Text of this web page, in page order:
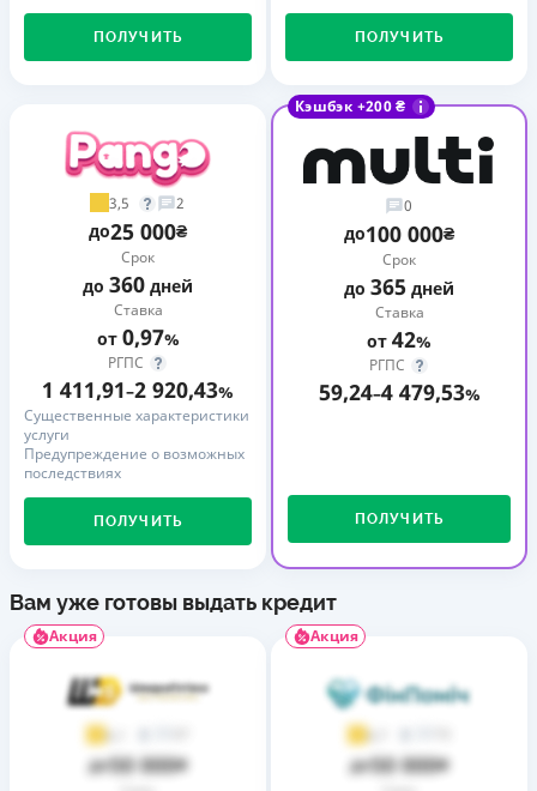
ПОЛУЧИТЬ ПОЛУЧИТЬ
3,5 2
до25 000₴
Срок
до 360 дней
Ставка
от 0,97%
РГПС
1 411,91–2 920,43%
Существенные характеристики
услуги
Предупреждение о возможных
последствиях
ПОЛУЧИТЬ
Кэшбэк +200 ₴
0
до100 000₴
Срок
до 365 дней
Ставка
от 42%
РГПС
59,24–4 479,53%
ПОЛУЧИТЬ
Вам уже готовы выдать кредит
Акция
4,1
до50 000₴
Акция
4,7
до50 000₴